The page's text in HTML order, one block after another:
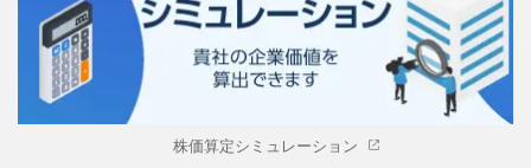
株価算定シミュレーション